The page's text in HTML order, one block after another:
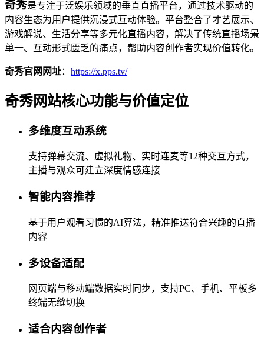
奇秀是专注于泛娱乐领域的垂直直播平台，通过技术驱动的
内容生态为用户提供沉浸式互动体验。平台整合了才艺展示、
游戏解说、生活分享等多元化直播内容，解决了传统直播场景
单一、互动形式匮乏的痛点，帮助内容创作者实现价值转化。
奇秀官网网址： https://x.pps.tv/
奇秀网站核心功能与价值定位
多维度互动系统
支持弹幕交流、虚拟礼物、实时连麦等12种交互方式，
主播与观众可建立深度情感连接
智能内容推荐
基于用户观看习惯的AI算法，精准推送符合兴趣的直播
内容
多设备适配
网页端与移动端数据实时同步，支持PC、手机、平板多
终端无缝切换
适合内容创作者